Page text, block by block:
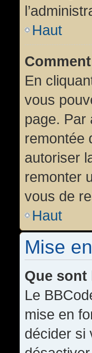
Haut
En
vous
page. Par
remontée
autoriser
remonter
vous de
Haut
Mise
Que sont
Le
mise en
décider si